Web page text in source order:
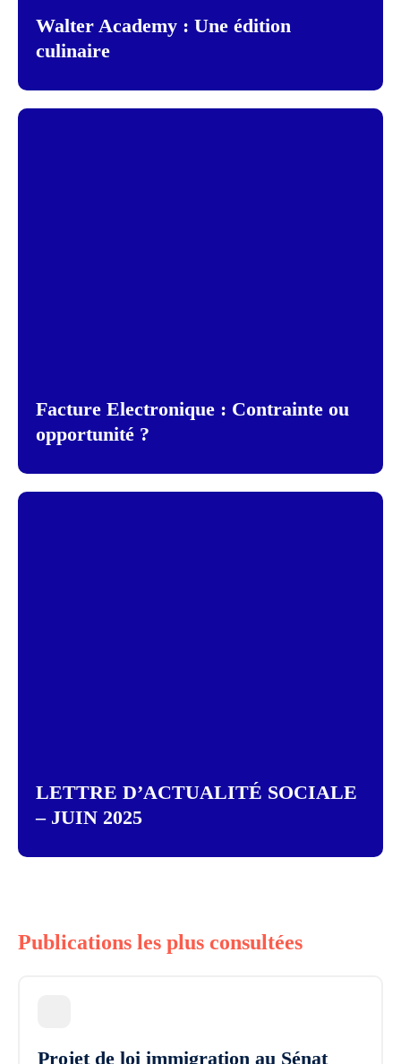
Walter Academy : Une édition
culinaire
Facture Electronique : Contrainte ou
opportunité ?
LETTRE D’ACTUALITÉ SOCIALE
– JUIN 2025
Publications les plus consultées
Projet de loi immigration au Sénat